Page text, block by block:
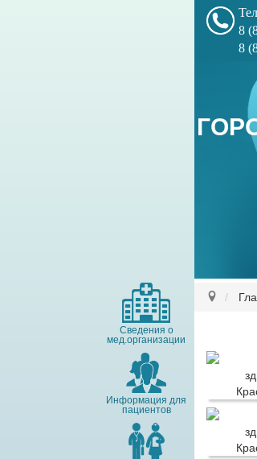
8
8
Сведения о
мед.организации
Информация для
пациентов